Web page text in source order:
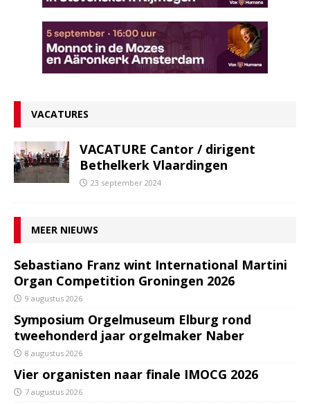
VACATURES
VACATURE Cantor / dirigent
Bethelkerk Vlaardingen
23 september 2024
MEER NIEUWS
Sebastiano Franz wint International Martini
Organ Competition Groningen 2026
9 augustus 2026
Symposium Orgelmuseum Elburg rond
tweehonderd jaar orgelmaker Naber
8 augustus 2026
Vier organisten naar finale IMOCG 2026
7 augustus 2026